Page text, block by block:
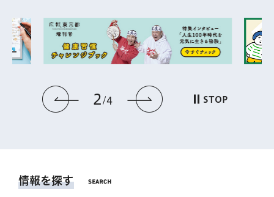
前のスライドを表示
2 4 次のスライドを表
STOP
情報を探す